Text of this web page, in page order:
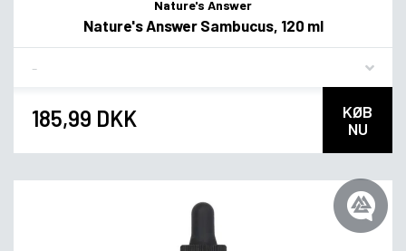
Nature's Answer
Nature's Answer Sambucus, 120 ml
185,99 DKK
KØB
NU